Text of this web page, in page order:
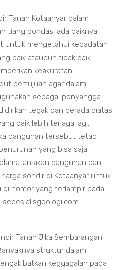
Tanah Kotaanyar dalam
tiang pondasi ada baiknya
untuk mengetahui kepadatan
baik ataupun tidak baik
keakuratan
bertujuan agar dalam
sebagai penyangga
tegak dan berada diatas
baik lebih terjaga lagi,
bangunan tersebut tetap
yang bisa saja
akan bangunan dan
sondir di Kotaanyar untuk
nomor yang terlampir pada
Tanah Jika Sembarangan
struktur dalam
keggagalan pada